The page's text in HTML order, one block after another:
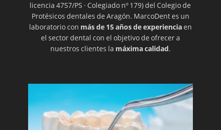
licencia 4757/PS · Colegiado nº 179) del Colegio de
Protésicos dentales de Aragón. MarcoDent es un
laboratorio con más de 15 años de experienciaen
el sector dental con el objetivo de ofrecer a
nuestros clientes la máxima calidad.